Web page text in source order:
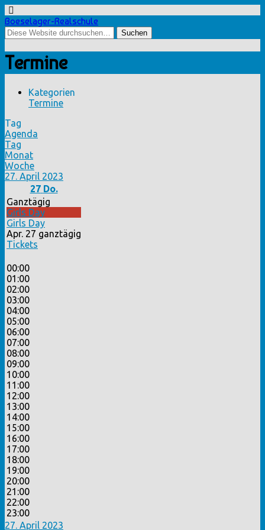
Boeselager-Realschule
Termine
Kategorien
Termine
Tag
Agenda
Tag
Monat
Woche
27. April 2023
27 Do.
Ganztägig
Girls Day
Girls Day
Apr. 27 ganztägig
Tickets
00:00
01:00
02:00
03:00
04:00
05:00
06:00
07:00
08:00
09:00
10:00
11:00
12:00
13:00
14:00
15:00
16:00
17:00
18:00
19:00
20:00
21:00
22:00
23:00
27. April 2023